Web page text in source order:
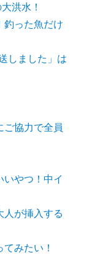
洪水！
釣った魚だけ
しました」は
ご協力で全員
やつ！中イ
人が挿入する
みたい！